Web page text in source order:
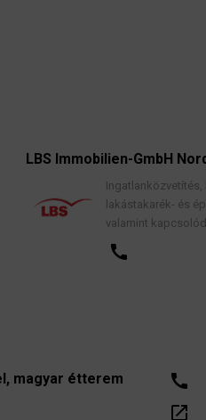
GmbH NordWest
Ingatlanközvetítés, lakáscélú
lakástakarék- és építési
valamint kapcsolódó pénzügyi
open_in_new
magyar étterem
call
open_in_new